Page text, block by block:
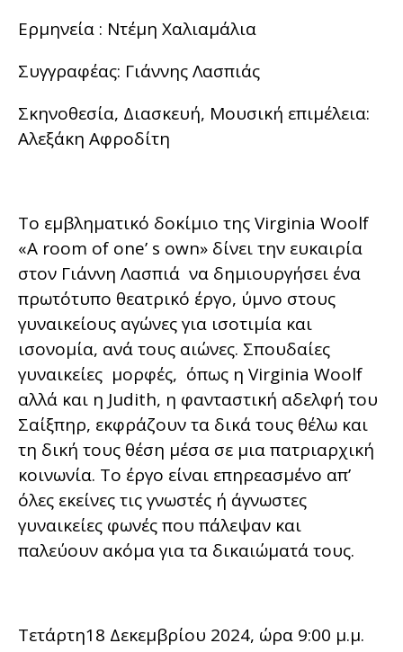
Ερμηνεία : Ντέμη Χαλιαμάλια
Συγγραφέας: Γιάννης Λασπιάς
Σκηνοθεσία, Διασκευή, Μουσική επιμέλεια:
Αλεξάκη Αφροδίτη
Το εμβληματικό δοκίμιο της Virginia Woolf
«A room of one’ s own» δίνει την ευκαιρία
στον Γιάννη Λασπιά να δημιουργήσει ένα
πρωτότυπο θεατρικό έργο, ύμνο στους
γυναικείους αγώνες για ισοτιμία και
ισονομία, ανά τους αιώνες. Σπουδαίες
γυναικείες μορφές, όπως η Virginia Woolf
αλλά και η Judith, η φανταστική αδελφή του
Σαίξπηρ, εκφράζουν τα δικά τους θέλω και
τη δική τους θέση μέσα σε μια πατριαρχική
κοινωνία. Το έργο είναι επηρεασμένο απ’
όλες εκείνες τις γνωστές ή άγνωστες
γυναικείες φωνές που πάλεψαν και
παλεύουν ακόμα για τα δικαιώματά τους.
Τετάρτη18 Δεκεμβρίου 2024, ώρα 9:00 μ.μ.